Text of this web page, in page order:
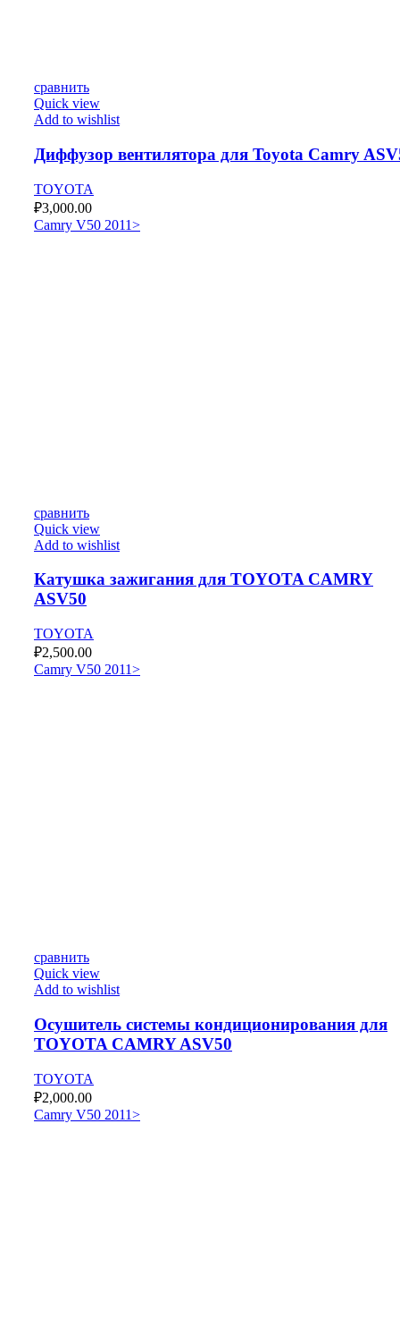
сравнить
Quick view
Add to wishlist
Диффузор вентилятора для Toyota Camry
TOYOTA
₽3,000.00
Camry V50 2011>
сравнить
Quick view
Add to wishlist
Катушка зажигания для TOYOTA CAMRY
ASV50
TOYOTA
₽2,500.00
Camry V50 2011>
сравнить
Quick view
Add to wishlist
Осушитель системы кондиционирования для
TOYOTA CAMRY ASV50
TOYOTA
₽2,000.00
Camry V50 2011>